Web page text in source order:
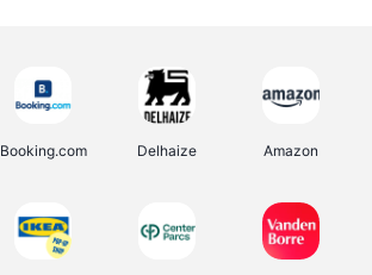
Booking.com Delhaize Amazon